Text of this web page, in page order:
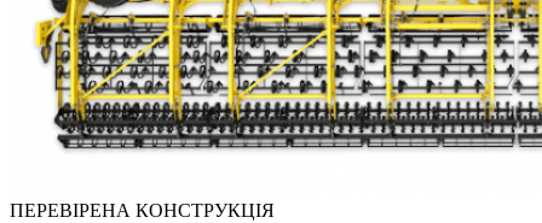
ПЕРЕВІРЕНА КОНСТРУКЦІЯ